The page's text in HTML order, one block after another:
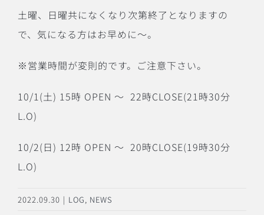
土曜、日曜共になくなり次第終了となりますの
で、気になる方はお早めに〜。
※営業時間が変則的です。ご注意下さい。
10/1(土) 15時 OPEN 〜 22時CLOSE(21時30分
L.O)
10/2(日) 12時 OPEN 〜 20時CLOSE(19時30分
L.O)
2022.09.30 | LOG, NEWS